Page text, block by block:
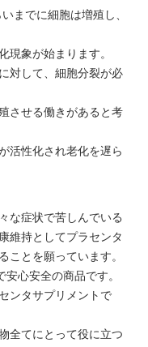
までに細胞は増殖し、
現象が始まります。
対して、細胞分裂が必
させる働きがあると考
活性化され老化を遅ら
な症状で苦しんでいる
維持としてプラセンタ
ことを願っています。
心安全の商品です。
ンタサプリメントで
全てにとって役に立つ